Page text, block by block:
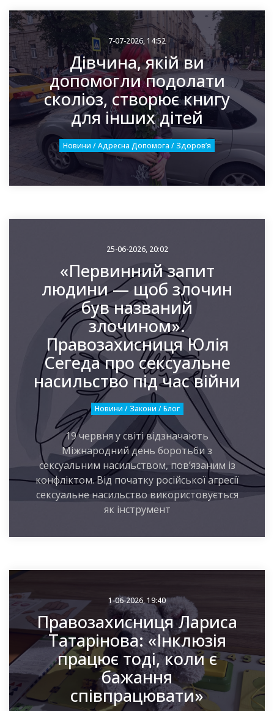
7-07-2026, 14:52
Дівчина, якій ви
допомогли подолати
сколіоз, створює книгу
для інших дітей
Новини / Адресна Допомога / Здоровʼя
25-06-2026, 20:02
«Первинний запит
людини — щоб злочин
був названий
злочином».
Правозахисниця Юлія
Сегеда про сексуальне
насильство під час війни
Новини / Закони / Блог
19 червня у світі відзначають
Міжнародний день боротьби з
сексуальним насильством, пов’язаним із
конфліктом. Від початку російської агресії
сексуальне насильство використовується
як інструмент
1-06-2026, 19:40
Правозахисниця Лариса
Татарінова: «Інклюзія
працює тоді, коли є
бажання
співпрацювати»